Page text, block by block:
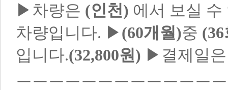
▶차량은 (인천) 에서 보실
차량입니다. ▶ (60개월)중
입니다.(32,800원) ▶결제일
ㅡㅡㅡㅡㅡㅡㅡㅡㅡㅡㅡㅡ